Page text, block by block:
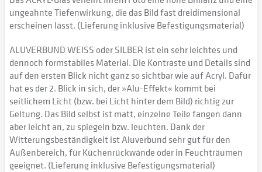
ungeahnte Tiefenwirkung, die das Bild fast dreidimensional
erscheinen lässt. (Lieferung inklusive Befestigungsmaterial)
ALUVERBUND WEISS oder SILBER ist ein sehr leichtes und
dennoch formstabiles Material. Die Kontraste und Details sind
auf den ersten Blick nicht ganz so sichtbar wie auf Acryl. Dafür
hat es der 2. Blick in sich, der »Alu-Effekt« kommt bei
seitlichem Licht (bzw. bei Licht hinter dem Bild) richtig zur
Geltung. Das Bild selbst ist matt, einzelne Teile fangen dann
aber leicht an, zu spiegeln bzw. leuchten. Dank der
Witterungsbeständigkeit ist Aluverbund sehr gut für den
Außenbereich, für Küchenrückwände oder in Feuchträumen
geeignet. (Lieferung inklusive Befestigungsmaterial)